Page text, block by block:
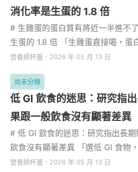
消化率是生蛋的 1.8 倍
# 生雞蛋的蛋白質有將近一半進不
生蛋的 1.8 倍 「生雞蛋直接喝，蛋
營養師杯蓋 ． 2026 年 05 月 13 日
尚未分類
低 GI 飲食的迷思：研究指
果跟一般飲食沒有顯著差異
# 低 GI 飲食的迷思：研究指出長
飲食沒有顯著差異 「選低 GI 食物
營養師杯蓋 ． 2026 年 05 月 13 日